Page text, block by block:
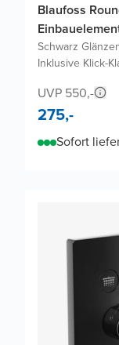
Blaufoss
Schwarz
Inklusive Klick-
UVP 550,-
275,-
Sofort